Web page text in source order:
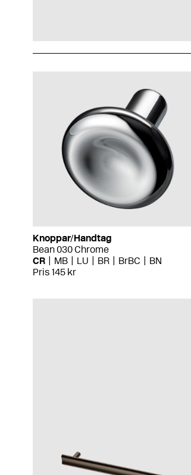
Knoppar/Handtag
Bean 030 Chrome
CR
MB LU BR BrBC
BN
Pris 145 kr